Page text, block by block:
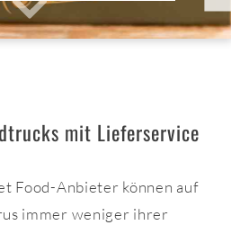
mit Lieferservice
Food-Anbieter können auf
immer weniger ihrer